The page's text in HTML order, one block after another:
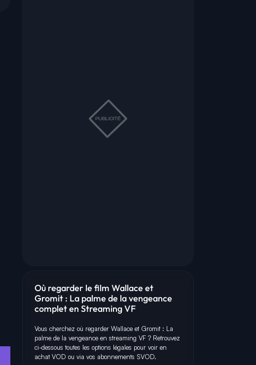
Où regarder le film Wallace et
Gromit : La palme de la vengeance
complet en Streaming VF
Vous cherchez où regarder Wallace et Gromit : La
palme de la vengeance en streaming VF ? Retrouvez
ci-dessous toutes les options légales pour voir en
achat VOD ou via vos abonnements SVOD.